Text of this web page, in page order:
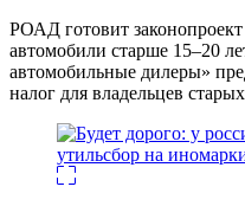
РОАД готовит
автомобили старше 15–20
автомобильные дилеры»
налог для владельцев